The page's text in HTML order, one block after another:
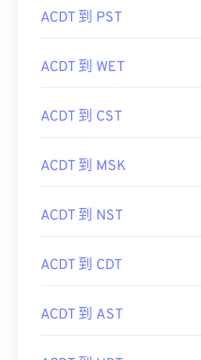
ACDT 到 PST
ACDT 到 WET
ACDT 到 CST
ACDT 到 MSK
ACDT 到 NST
ACDT 到 CDT
ACDT 到 AST